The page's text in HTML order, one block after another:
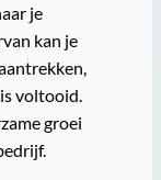
je
kan je
voltooid.
groei